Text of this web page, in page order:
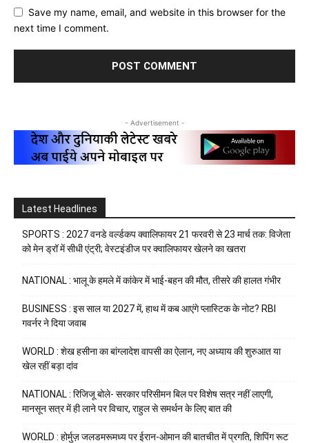
Save my name, email, and website in this browser for the
next time I comment.
- Advertisement -
Latest Headlines
SPORTS : 2027 वनडे वर्ल्डकप क्वालिफायर 21 फरवरी से 23 मार्च तक: विजेता
को मेन ड्रॉ में सीधी एंट्री; वेस्टइंडीज पर क्वालिफायर खेलने का खतरा
NATIONAL : भालू के हमले में कांकेर में भाई-बहन की मौत, तीसरे की हालत गंभीर
BUSINESS : इस साल या 2027 में, हाथ में कब आएंगे प्लास्टिक के नोट? RBI
गवर्नर ने दिया जवाब
WORLD : शेख हसीना का बांग्लादेश वापसी का ऐलान, नए अध्याय की शुरुआत या
खेल रहीं बड़ा दांव
NATIONAL : रिजिजू बोले- सरकार परिसीमन बिल पर विशेष सत्र नहीं लाएगी,
मानसून सत्र में ही लाने पर विचार, राहुल से समर्थन के लिए बात की
WORLD : होर्मुज़ जलडमरूमध्य पर ईरान-ओमान की बातचीत में प्रगति, शिपिंग रूट